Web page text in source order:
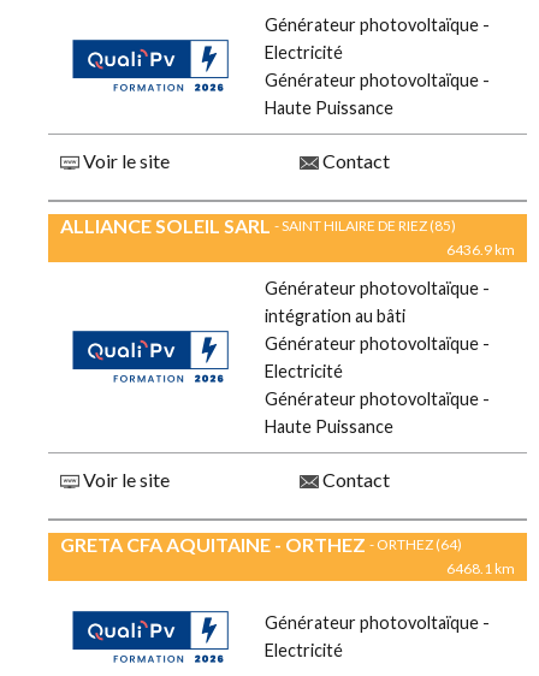
Générateur photovoltaïque -
Electricité
Générateur photovoltaïque -
Haute Puissance
Voir le site Contact
ALLIANCE SOLEIL SARL - SAINT HILAIRE DE RIEZ (85)
6436.9 km
Générateur photovoltaïque -
intégration au bâti
Générateur photovoltaïque -
Electricité
Générateur photovoltaïque -
Haute Puissance
Voir le site Contact
GRETA CFA AQUITAINE - ORTHEZ - ORTHEZ (64)
6468.1 km
Générateur photovoltaïque -
Electricité